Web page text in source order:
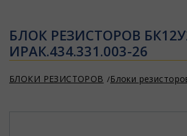
БЛОК РЕЗИСТОРОВ
ИРАК.434.331.003-26
БЛОКИ РЕЗИСТОРОВ Блоки